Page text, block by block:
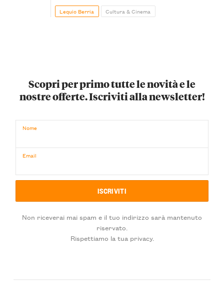
Lequio Berria Cultura & Cinema
Scopri per primo tutte le novità e le
nostre offerte. Iscriviti alla newsletter!
Nome
Email
Non riceverai mai spam e il tuo indirizzo sarà mantenuto
riservato.
Rispettiamo la tua privacy.